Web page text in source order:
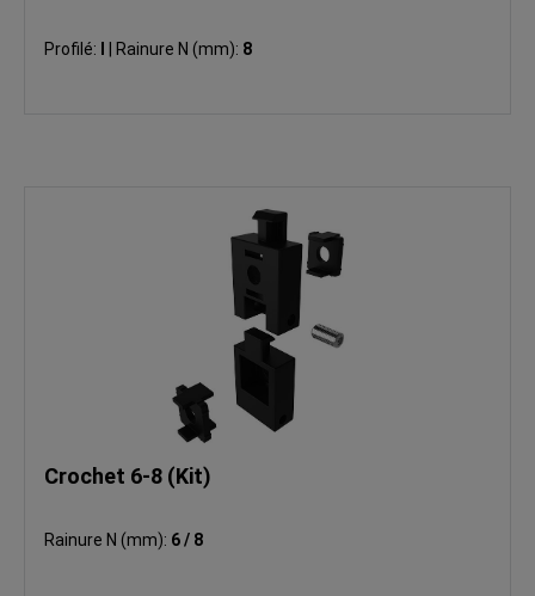
Profilé: Rainure N (mm): 8
Crochet 6-8 (Kit)
Rainure N (mm): 6 / 8